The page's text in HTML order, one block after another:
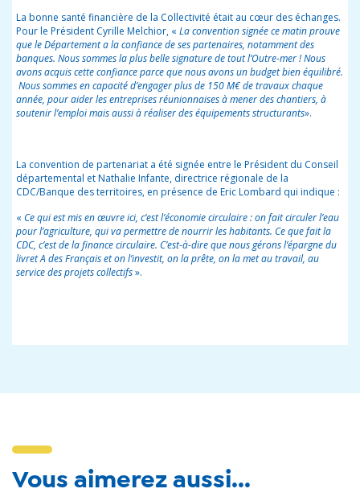
La bonne santé financière de la Collectivité était au cœur des échanges.
Pour le Président Cyrille Melchior, « La convention signée ce matin prouve
que le Département a la confiance de ses partenaires, notamment des
banques. Nous sommes la plus belle signature de tout l’Outre-mer ! Nous
avons acquis cette confiance parce que nous avons un budget bien équilibré.
Nous sommes en capacité d’engager plus de 150 M€ de travaux chaque
année, pour aider les entreprises réunionnaises à mener des chantiers, à
soutenir l’emploi mais aussi à réaliser des équipements structurants».
La convention de partenariat a été signée entre le Président du Conseil
départemental et Nathalie Infante, directrice régionale de la
CDC/Banque des territoires, en présence de Eric Lombard qui indique :
« Ce qui est mis en œuvre ici, c’est l’économie circulaire : on fait circuler l’eau
pour l’agriculture, qui va permettre de nourrir les habitants. Ce que fait la
CDC, c’est de la finance circulaire. C’est-à-dire que nous gérons l’épargne du
livret A des Français et on l’investit, on la prête, on la met au travail, au
service des projets collectifs».
Vous aimerez aussi...